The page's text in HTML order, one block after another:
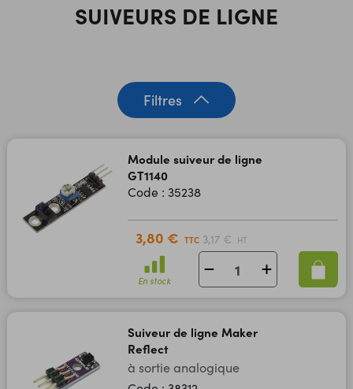
SUIVEURS DE LIGNE
Filtres
Module suiveur de ligne
GT1140
Code : 35238
3,80 € TTC 3,17 € HT
En stock
Suiveur de ligne Maker
Reflect
à sortie analogique